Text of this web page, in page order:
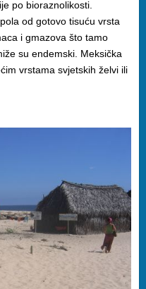
po bioraznolikosti.
od gotovo tisuću vrsta
i gmazova što tamo
su endemski. Meksička
vrstama svjetskih želvi ili